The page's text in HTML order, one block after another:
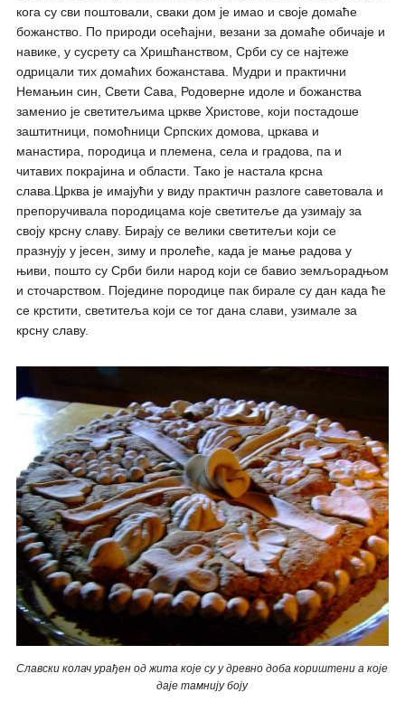
кога су сви поштовали, сваки дом је имао и своје домаће
божанство. По природи осећајни, везани за домаће обичаје и
навике, у сусрету са Хришћанством, Срби су се најтеже
одрицали тих домаћих божанстава. Мудри и практични
Немањин син, Свети Сава, Родоверне идоле и божанства
заменио је светитељима цркве Христове, који постадоше
заштитници, помоћници Српских домова, цркава и
манастира, породица и племена, села и градова, па и
читавих покрајина и области. Тако је настала крсна
слава.Црква је имајући у виду практичн разлоге саветовала и
препоручивала породицама које светитеље да узимају за
своју крсну славу. Бирају се велики светитељи који се
празнују у јесен, зиму и пролеће, када је мање радова у
њиви, пошто су Срби били народ који се бавио земљорадњом
и сточарством. Поједине породице пак бирале су дан када ће
се крстити, светитеља који се тог дана слави, узимале за
крсну славу.
Славски колач урађен од жита које су у древно доба кориштени а које
даје тамнију боју